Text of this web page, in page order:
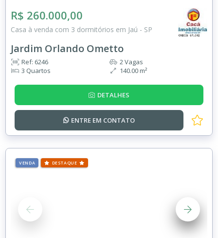
R$ 260.000,00
Casa à venda com 3 dormitórios em Jaú - SP
Jardim Orlando Ometto
Ref: 6246
3 Quartos
2 Vagas
140.00 m²
DETALHES
ENTRE EM CONTATO
VENDA DESTAQUE